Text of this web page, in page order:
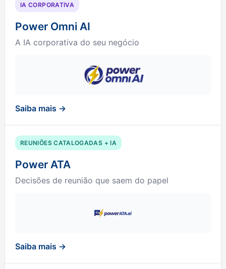
IA CORPORATIVA
Power Omni AI
A IA corporativa do seu negócio
Saiba mais →
REUNIÕES CATALOGADAS + IA
Power ATA
Decisões de reunião que saem do papel
Saiba mais →